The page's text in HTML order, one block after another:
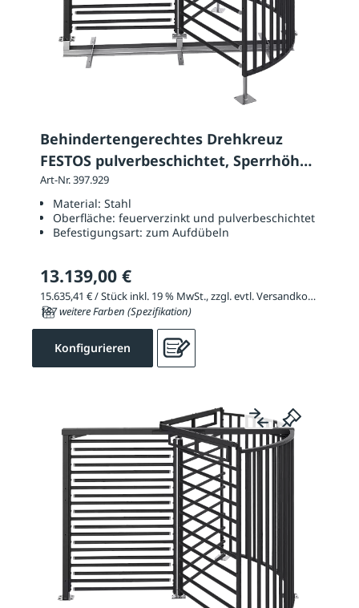
Behindertengerechtes Drehkreuz
FESTOS pulverbeschichtet, Sperrhöhe
2320 mm
Art-Nr. 397.929
Material: Stahl
Oberfläche: feuerverzinkt und pulverbeschichtet
Befestigungsart: zum Aufdübeln
13.139,00 €
15.635,41 € / Stück inkl. 19 % MwSt., zzgl. evtl. Versandkosten
187 weitere Farben (Spezifikation)
Konfigurieren